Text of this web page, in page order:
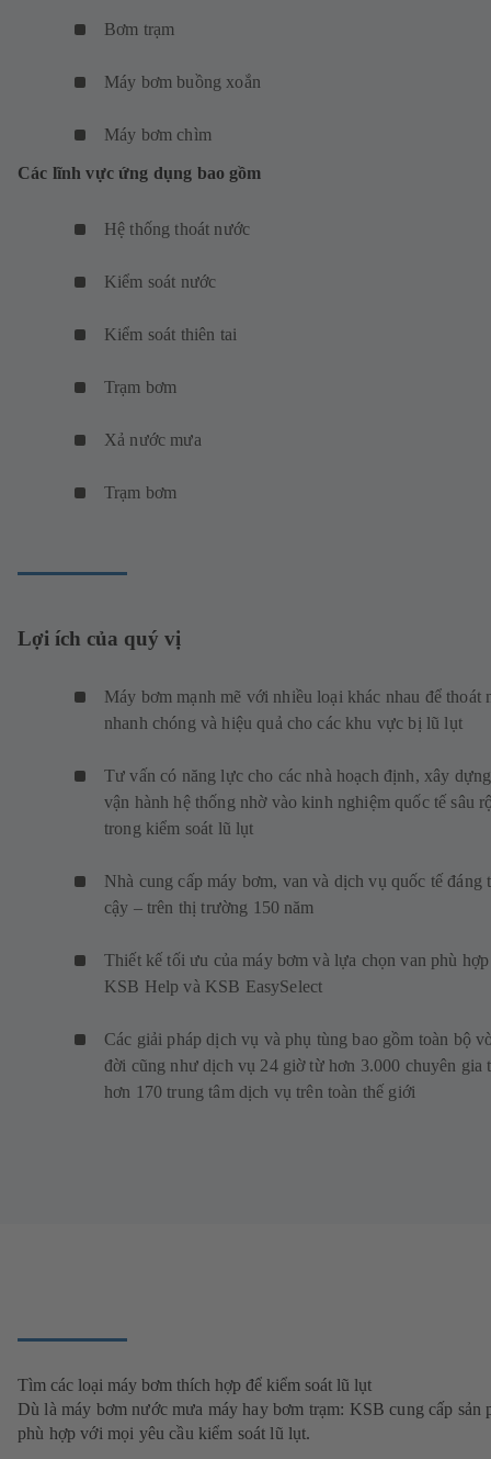
Bơm trạm
Máy bơm buồng xoắn
Máy bơm chìm
Các lĩnh vực ứng dụng bao gồm
Hệ thống thoát nước
Kiểm soát nước
Kiểm soát thiên tai
Trạm bơm
Xả nước mưa
Trạm bơm
Lợi ích của quý vị
Máy bơm mạnh mẽ với nhiều loại khác nhau để thoát
nhanh chóng và hiệu quả cho các khu vực bị lũ lụt
Tư vấn có năng lực cho các nhà hoạch định, xây
vận hành hệ thống nhờ vào kinh nghiệm quốc tế sâu
trong kiểm soát lũ lụt
Nhà cung cấp máy bơm, van và dịch vụ quốc tế đáng
cậy – trên thị trường 150 năm
Thiết kế tối ưu của máy bơm và lựa chọn van phù
KSB Help và KSB EasySelect
Các giải pháp dịch vụ và phụ tùng bao gồm toàn bộ
đời cũng như dịch vụ 24 giờ từ hơn 3.000 chuyên gia
hơn 170 trung tâm dịch vụ trên toàn thế giới
Tìm các loại máy bơm thích hợp để kiểm soát lũ lụt
Dù là máy bơm nước mưa máy hay bơm trạm: KSB cung cấp sản
phù hợp với mọi yêu cầu kiểm soát lũ lụt.